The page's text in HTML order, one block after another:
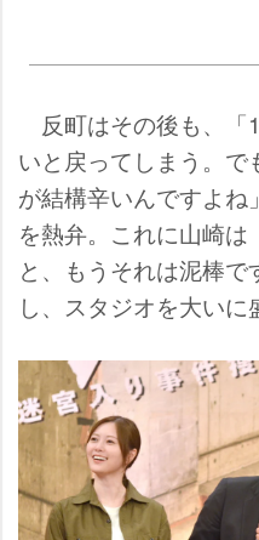
反町はその後も、「
いと戻ってしまう。で
が結構辛いんですよね
を熱弁。これに山崎は
と、もうそれは泥棒で
し、スタジオを大いに